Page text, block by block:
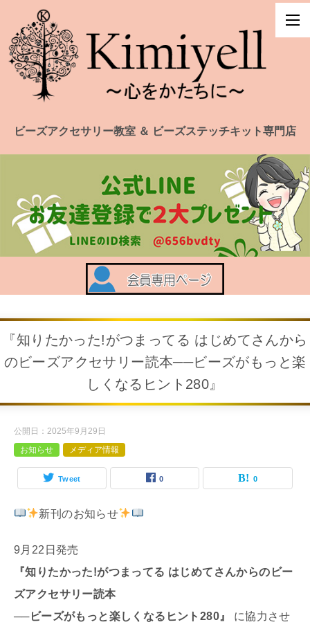
ビーズアクセサリー教室 ＆ ビーズステッチキット専門店
『知りたかった!がつまってる はじめてさんから
のビーズアクセサリー読本──ビーズがもっと楽
しくなるヒント280』
公開日： 2025年9月29日
お知らせ
メディア情報
Tweet 0 0
新刊のお知らせ
9月22日発売
『知りたかった!がつまってる はじめてさんからのビー
ズアクセサリー読本
──ビーズがもっと楽しくなるヒント280』
に協力させ